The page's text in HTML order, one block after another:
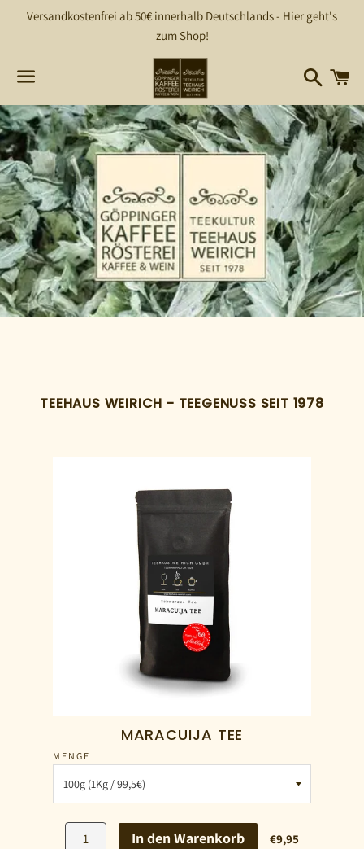
Versandkostenfrei ab 50€ innerhalb Deutschlands - Hier geht's
zum Shop!
Menü
Suchen
TEEHAUS WEIRICH - TEEGENUSS SEIT 1978
MARACUIJA TEE
MENGE
In den Warenkorb €9,95